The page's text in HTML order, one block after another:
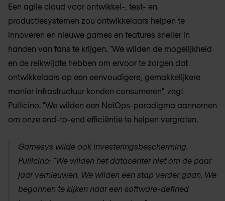
Een agile cloud voor ontwikkel-, test- en
productiesystemen zou ontwikkelaars helpen te
innoveren en nieuwe games en features sneller in
handen van fans te krijgen. "We wilden de mogelijkheid
en de reikwijdte hebben om ervoor te zorgen dat
ontwikkelaars op een eenvoudigere, gemakkelijkere
manier infrastructuur konden consumeren", zegt
Pullicino. "We wilden een NetOps-paradigma aannemen
om onze end-to-end efficiëntie te helpen vergroten.
Gamesys wilde ook investeringsbescherming.
Pullicino: "We wilden het datacenter niet om de paar
jaar vernieuwen. We wilden een stap verder gaan. We
begonnen te kijken naar een software-defined